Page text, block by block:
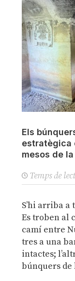
Els
estratègica
mesos de
Temps de
S’hi arriba a
Es troben al
camí entre
tres a una
intactes;
búnquers